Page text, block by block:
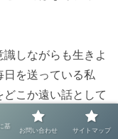
しながらも生きよ
日を送っている私
こか遠い話として
に続くものだと思
来が保証されていな
基
お問い合わせ サイトマップ